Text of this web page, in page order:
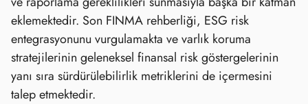
eklemektedir. Son FINMA rehberliği, ESG risk
entegrasyonunu vurgulamakta ve varlık koruma
stratejilerinin geleneksel finansal risk göstergelerinin
yanı sıra sürdürülebilirlik metriklerini de içermesini
talep etmektedir.